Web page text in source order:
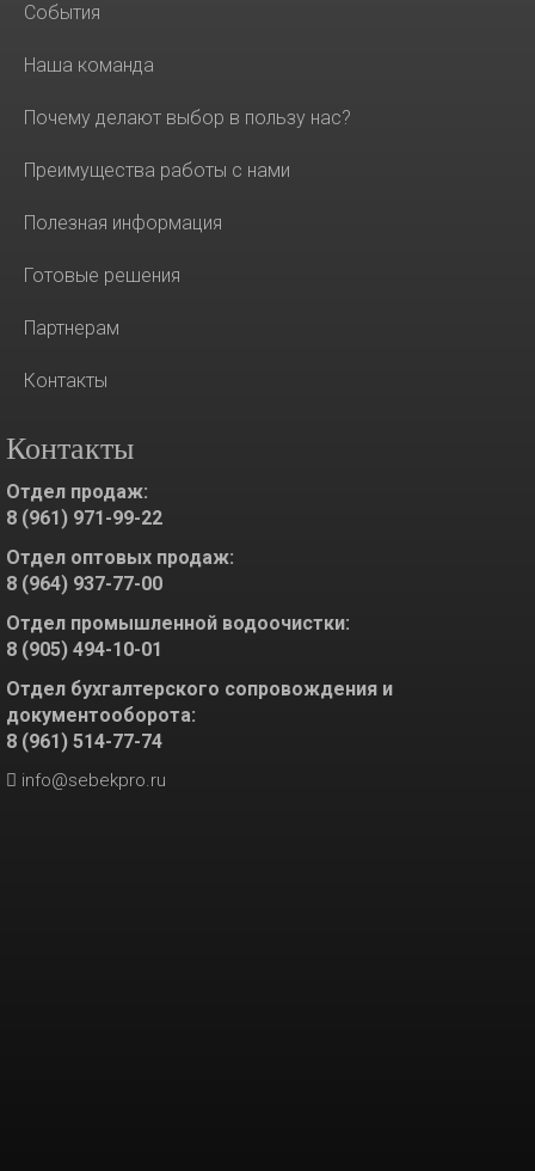
События
Наша команда
Почему делают выбор в пользу нас?
Преимущества работы с нами
Полезная информация
Готовые решения
Партнерам
Контакты
Контакты
Отдел продаж:
8 (961) 971-99-22
Отдел оптовых продаж:
8 (964) 937-77-00
Отдел промышленной водоочистки:
8 (905) 494-10-01
Отдел бухгалтерского сопровождения и
документооборота:
8 (961) 514-77-74
info@sebekpro.ru